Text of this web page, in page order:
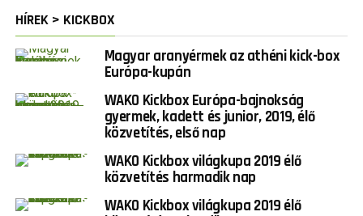
HÍREK > KICKBOX
Magyar aranyérmek az athéni kick-box
Európa-kupán
WAKO Kickbox Európa-bajnokság
gyermek, kadett és junior, 2019, élő
közvetítés, első nap
WAKO Kickbox világkupa 2019 élő
közvetítés harmadik nap
WAKO Kickbox világkupa 2019 élő